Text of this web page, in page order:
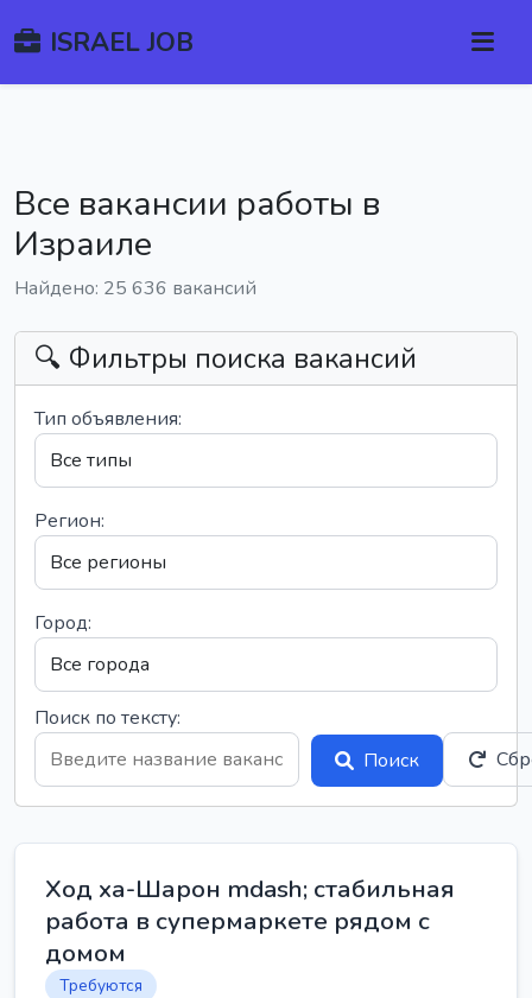
ISRAEL JOB
Все вакансии работы в
Израиле
Найдено: 25 636 вакансий
🔍 Фильтры поиска вакансий
Тип объявления:
Регион:
Город:
Поиск по тексту:
Поиск
Ход ха-Шарон mdash; стабильная
работа в супермаркете рядом с
домом
Требуются